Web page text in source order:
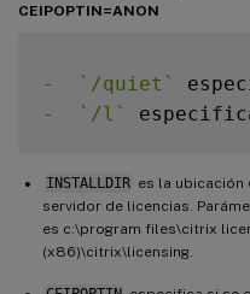
CEIPOPTIN=ANON
- ` /quiet `
-
` /l `
INSTALLDIR es la ubicación
servidor de licencias.
es c:\program files\citrix
(x86)\citrix\licensing.